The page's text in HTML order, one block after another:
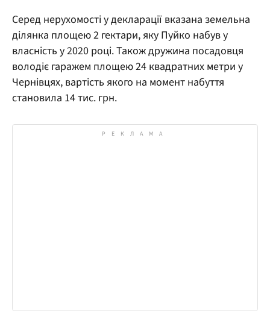
Серед нерухомості у декларації вказана земельна
ділянка площею 2 гектари, яку Пуйко набув у
власність у 2020 році. Також дружина посадовця
володіє гаражем площею 24 квадратних метри у
Чернівцях, вартість якого на момент набуття
становила 14 тис. грн.